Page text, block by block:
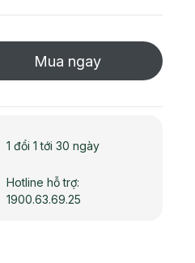
Mua ngay
1 đổi 1 tới 30 ngày
Hotline hỗ trợ:
1900.63.69.25